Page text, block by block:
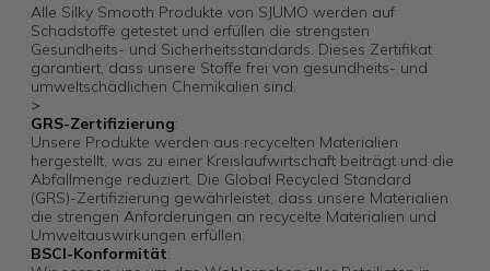
Alle Silky Smooth Produkte von SJUMO werden auf
Schadstoffe getestet und erfüllen die strengsten
Gesundheits- und Sicherheitsstandards. Dieses Zertifikat
garantiert, dass unsere Stoffe frei von gesundheits- und
umweltschädlichen Chemikalien sind.
>
GRS-Zertifizierung:
Unsere Produkte werden aus recycelten Materialien
hergestellt, was zu einer Kreislaufwirtschaft beiträgt und die
Abfallmenge reduziert. Die Global Recycled Standard
(GRS)-Zertifizierung gewährleistet, dass unsere Materialien
die strengen Anforderungen an recycelte Materialien und
Umweltauswirkungen erfüllen.
BSCI-Konformität: